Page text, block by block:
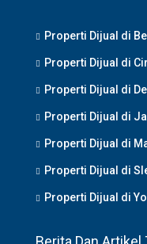
Properti Dijual di
Properti Dijual di
Properti Dijual di
Properti Dijual di
Properti Dijual di
Properti Dijual di
Properti Dijual di